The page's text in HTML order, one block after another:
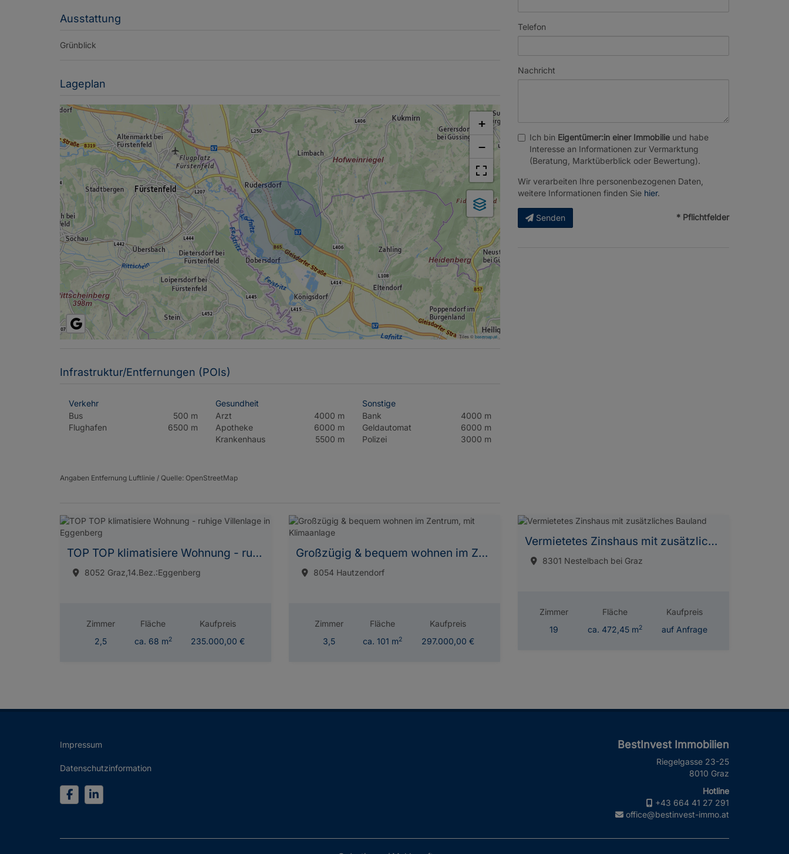
Ausstattung
Grünblick
Lageplan
+
−
Tiles ©basemap.at
Infrastruktur/Entfernungen (POIs)
Verkehr
Bus
500 m
Flughafen
6500 m
Gesundheit
Arzt
4000 m
Apotheke
6000 m
Krankenhaus
5500 m
Sonstige
Bank
4000 m
Geldautomat
6000 m
Polizei
3000 m
Angaben Entfernung Luftlinie / Quelle: OpenStreetMap
Telefon
Nachricht
Ich bin Eigentümer:in einer Immobilie und habe
Interesse an Informationen zur Vermarktung
(Beratung, Marktüberblick oder Bewertung).
Wir verarbeiten Ihre personenbezogenen Daten,
weitere Informationen finden Sie hier.
Senden * Pflichtfelder
TOP TOP klimatisiere Wohnung - ruhige Villenlage in Eggenberg
8052 Graz,14.Bez.:Eggenberg
Zimmer
2,5
Fläche
ca. 68 m2
Kaufpreis
235.000,00 €
Großzügig & bequem wohnen im Zentrum, mit Klimaanlage
8054 Hautzendorf
Zimmer
3,5
Fläche
ca. 101 m2
Kaufpreis
297.000,00 €
Vermietetes Zinshaus mit zusätzliches Bauland
8301 Nestelbach bei Graz
Zimmer
19
Fläche
ca. 472,45 m2
Kaufpreis
auf Anfrage
Impressum
Datenschutzinformation
BestInvest Immobilien
Riegelgasse 23-25
8010 Graz
Hotline
+43 664 41 27 291
office@bestinvest-immo.at